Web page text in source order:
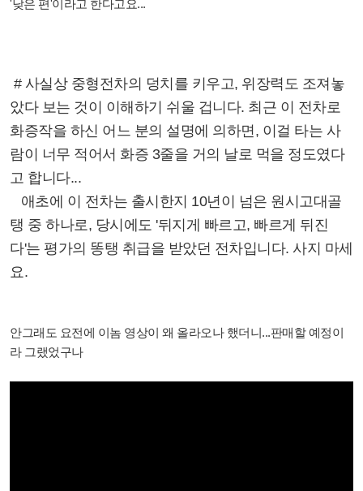
'낮은 편'이라고 한다고요...
# 사실상 중형전차의 덩치를 키우고, 위장력도 조져놓
았다 보는 것이 이해하기 쉬울 겁니다. 최근 이 전차로
화증작을 하신 어느 분의 설명에 의하면, 이걸 타는 사
람이 너무 적어서 화증 3줄을 거의 날로 먹을 정도였다
고 합니다...
애초에 이 전차는 출시한지 10년이 넘은 원시고대골
탱 중 하나로, 당시에도 '뒤지게 빠르고, 빠르게 뒤진
다'는 평가의 똥탱 취급을 받았던 전차입니다. 사지 마세
요.
안그래도 요전에 이놈 영상이 왜 올라오나 했더니...판매할 예정이
라 그랬었구나